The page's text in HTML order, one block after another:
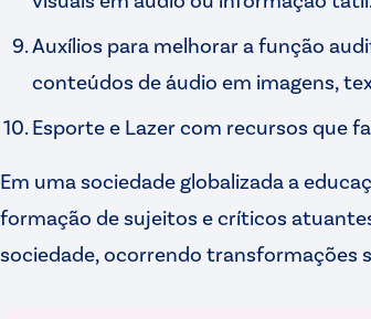
Auxílios para melhorar a função
conteúdos de áudio em imagens,
Esporte e Lazer com recursos que
Em uma sociedade globalizada a
formação de sujeitos e críticos
sociedade, ocorrendo transformações